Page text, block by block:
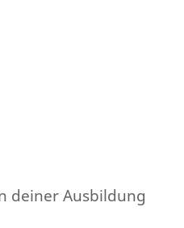
deiner Ausbildung